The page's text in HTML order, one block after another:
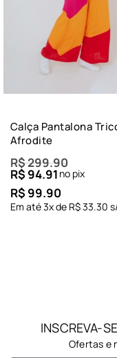
Calça Pantalona
Afrodite
R$299.90
R$ 94.91 no pix
R$ 99.90
Em até3x de R$33.30
INSCREVA-
Ofertas e